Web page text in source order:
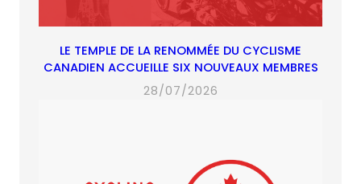
LE TEMPLE DE LA RENOMMÉE DU CYCLISME
CANADIEN ACCUEILLE SIX NOUVEAUX MEMBRES
28/07/2026